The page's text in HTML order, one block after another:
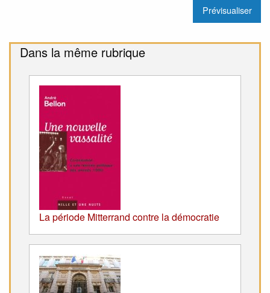
Dans la même rubrique
La période Mitterrand contre la démocratie